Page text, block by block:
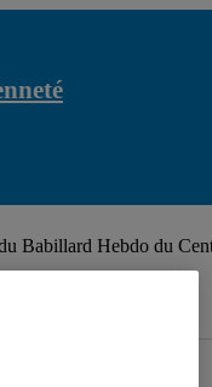
Babillard Hebdo du